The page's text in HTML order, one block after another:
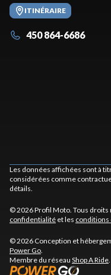
ITINÉRAIRE
450 864-6686
Les données affichées sont à
considérées comme
détails.
© 2026 Profil Moto. Tous droits
confidentialité et les
© 2026 Conception et
Power Go.
Membre du réseau Shop A Ride.